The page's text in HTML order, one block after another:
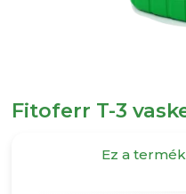
Fitoferr T-3
Ez a